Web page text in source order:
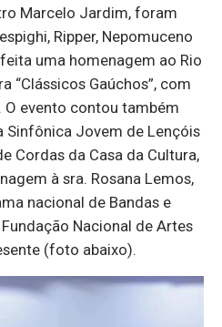
Marcelo Jardim, foram
Ripper, Nepomuceno
uma homenagem ao Rio
“Clássicos Gaúchos”, com
O evento contou também
Sinfônica Jovem de Lençóis
Cordas da Casa da Cultura,
à sra. Rosana Lemos,
nacional de Bandas e
Nacional de Artes
(foto abaixo).